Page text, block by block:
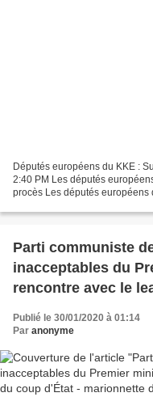
Députés européens du KKE :
2:40 PM Les députés
procès Les députés européens
Parti communiste
inacceptables du
rencontre avec le
marionnette des
Publié le 30/01/2020 à 01:14
Par anonyme